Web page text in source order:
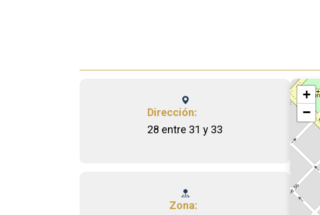
Dirección:
28 entre 31 y 33
Zona:
+
−